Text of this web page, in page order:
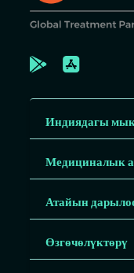
Индиядагы
Медициналык
Атайын
Өзгөчөлүктөрү